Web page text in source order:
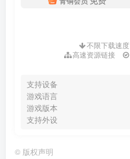
不限下载速度
高速资源链接
支持设备
游戏语言
游戏版本
支持外设
© 版权声明